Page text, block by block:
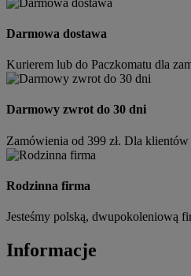
Darmowa dostawa
Kurierem lub do Paczkomatu dla
Darmowy zwrot do 30 dni
Zamówienia od 399 zł. Dla
Rodzinna firma
Jesteśmy polską, dwupokoleniową
Informacje